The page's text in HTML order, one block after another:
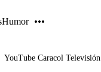
Humor
YouTube Caracol Televisión